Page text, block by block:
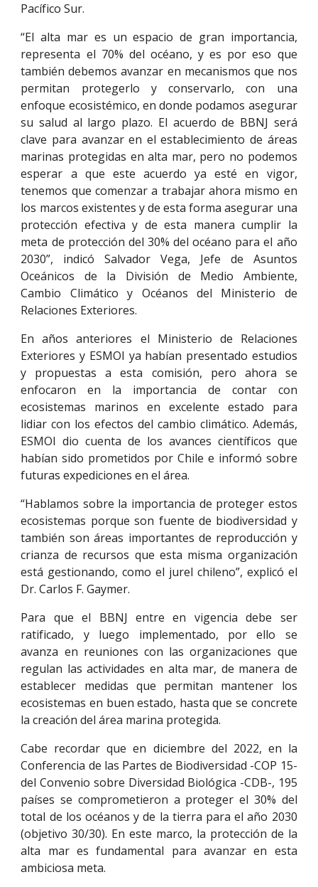
Pacífico Sur.
“El alta mar es un espacio de gran importancia,
representa el 70% del océano, y es por eso que
también debemos avanzar en mecanismos que nos
permitan protegerlo y conservarlo, con una
enfoque ecosistémico, en donde podamos asegurar
su salud al largo plazo. El acuerdo de BBNJ será
clave para avanzar en el establecimiento de áreas
marinas protegidas en alta mar, pero no podemos
esperar a que este acuerdo ya esté en vigor,
tenemos que comenzar a trabajar ahora mismo en
los marcos existentes y de esta forma asegurar una
protección efectiva y de esta manera cumplir la
meta de protección del 30% del océano para el año
2030”, indicó Salvador Vega, Jefe de Asuntos
Oceánicos de la División de Medio Ambiente,
Cambio Climático y Océanos del Ministerio de
Relaciones Exteriores.
En años anteriores el Ministerio de Relaciones
Exteriores y ESMOI ya habían presentado estudios
y propuestas a esta comisión, pero ahora se
enfocaron en la importancia de contar con
ecosistemas marinos en excelente estado para
lidiar con los efectos del cambio climático. Además,
ESMOI dio cuenta de los avances científicos que
habían sido prometidos por Chile e informó sobre
futuras expediciones en el área.
“Hablamos sobre la importancia de proteger estos
ecosistemas porque son fuente de biodiversidad y
también son áreas importantes de reproducción y
crianza de recursos que esta misma organización
está gestionando, como el jurel chileno”, explicó el
Dr. Carlos F. Gaymer.
Para que el BBNJ entre en vigencia debe ser
ratificado, y luego implementado, por ello se
avanza en reuniones con las organizaciones que
regulan las actividades en alta mar, de manera de
establecer medidas que permitan mantener los
ecosistemas en buen estado, hasta que se concrete
la creación del área marina protegida.
Cabe recordar que en diciembre del 2022, en la
Conferencia de las Partes de Biodiversidad -COP 15-
del Convenio sobre Diversidad Biológica -CDB-, 195
países se comprometieron a proteger el 30% del
total de los océanos y de la tierra para el año 2030
(objetivo 30/30). En este marco, la protección de la
alta mar es fundamental para avanzar en esta
ambiciosa meta.